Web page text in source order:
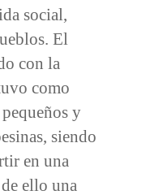
social,
El
con la
como
y
siendo
en una
ello una